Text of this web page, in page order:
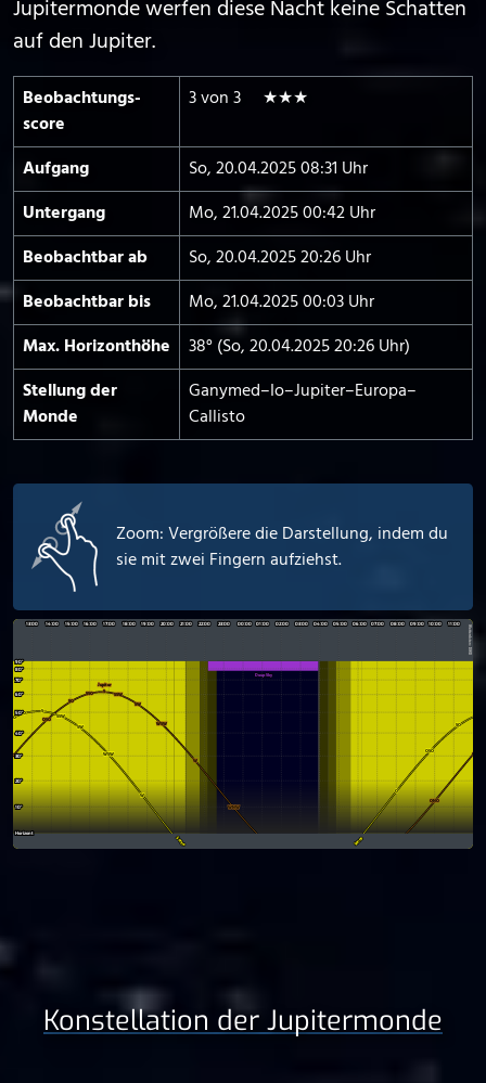
Jupitermonde werfen diese Nacht keine Schatten
auf den Jupiter.
Beobachtungs­
score
3 von 3 ★★★
Aufgang
So, 20.04.2025 08:31 Uhr
Untergang
Mo, 21.04.2025 00:42 Uhr
Beobachtbar ab
So, 20.04.2025 20:26 Uhr
Beobachtbar bis
Mo, 21.04.2025 00:03 Uhr
Max. Horizont­höhe
38° (So, 20.04.2025 20:26 Uhr)
Stellung der
Monde
Ganymed–Io–Jupiter–Europa–
Callisto
Zoom: Vergrößere die Darstellung, indem du
sie mit zwei Fingern aufziehst.
Konstellation der Jupitermonde